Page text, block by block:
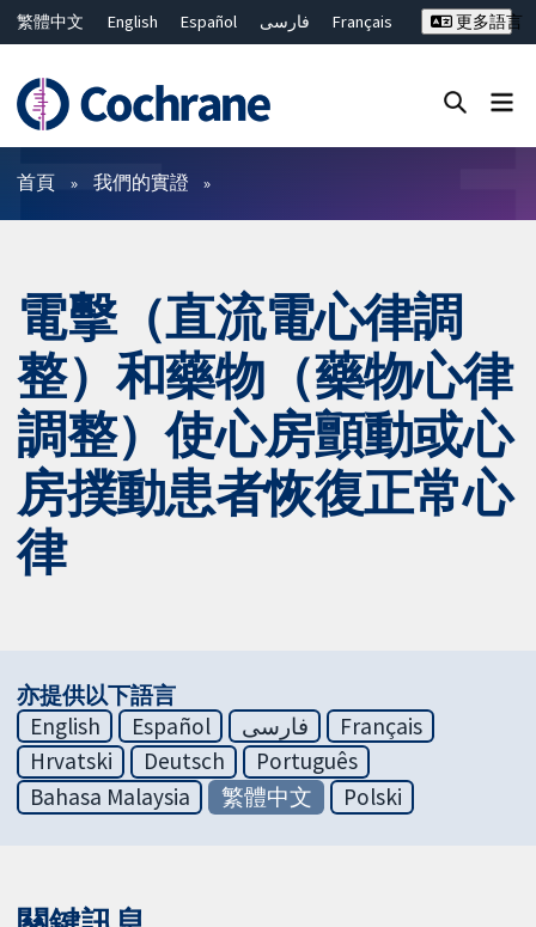
繁體中文 English Español فارسی
Français
ไทย
简体中文
更多語言
篩選條件
首頁 我們的實證
電擊（直流電心律調
整）和藥物（藥物心律
調整）使心房顫動或心
房撲動患者恢復正常心
律
亦提供以下語言
English
Español فارسی
Français
Hrvatski
Deutsch
Português
Bahasa Malaysia
繁體中文 Polski